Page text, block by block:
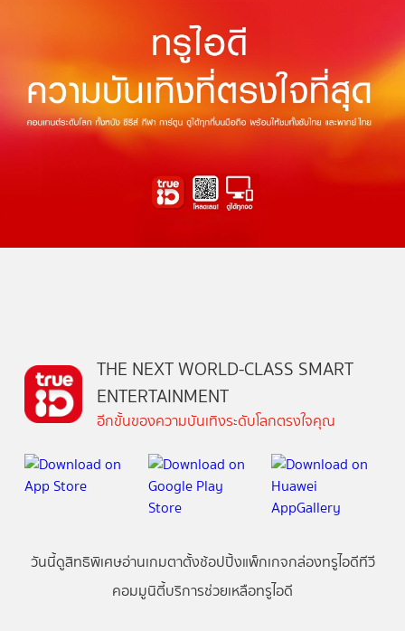
THE NEXT WORLD-CLASS SMART
ENTERTAINMENT
อีกขั้นของความบันเทิงระดับโลกตรงใจคุณ
วันนี้ดูสิทธิพิเศษอ่านเกมตาตั้งช้อปปิ้งแพ็กเกจกล่องทรูไอดีทีวี
คอมมูนิตี้บริการช่วยเหลือทรูไอดี